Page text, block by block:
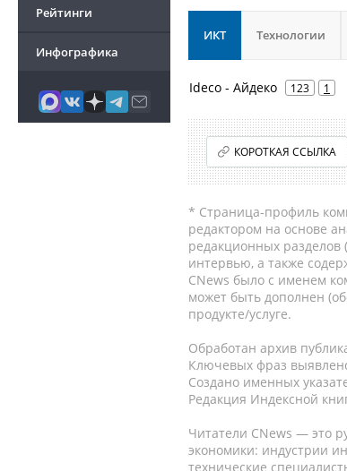
Рейтинги
Инфографика
ИКТ Технологии
Ideco - Айдеко 123 1
КОРОТКАЯ ССЫЛКА
* Страница-профиль
редактором на основе
редакционных разделов (
интервью, а также
CNews было с именем
может быть дополнен
продукте/услуге.
Обработан архив
Ключевых фраз
Создано именных
Редакция Индексной
Читатели CNews — это
экономики: индустрии
технические